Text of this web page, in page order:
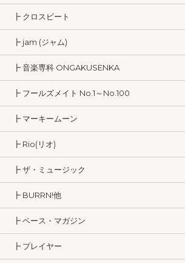
┣ クロスビート
┣ jam (ジャム)
┣ 音楽専科 ONGAKUSENKA
┣ フールズメイト No.1～No.100
┣ マーキームーン
┣ Rio(リオ)
┣ ザ・ミュージック
┣ BURRN!他
┣ ベース・マガジン
┣ プレイヤー